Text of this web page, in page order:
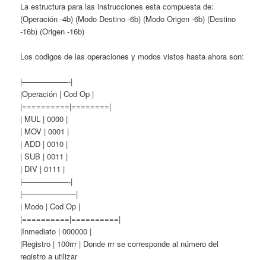
La estructura para las instrucciones esta compuesta de:
(Operación -4b) (Modo Destino -6b) (Modo Origen -6b) (Destino
-16b) (Origen -16b)
Los codigos de las operaciones y modos vistos hasta ahora son:
|——————-|
|Operación | Cod Op |
|==========|========|
| MUL | 0000 |
| MOV | 0001 |
| ADD | 0010 |
| SUB | 0011 |
| DIV | 0111 |
|——————-|
|———————|
| Modo | Cod Op |
|==========|==========|
|Inmediato | 000000 |
|Registro | 100rrr | Donde rrr se corresponde al número del
registro a utilizar